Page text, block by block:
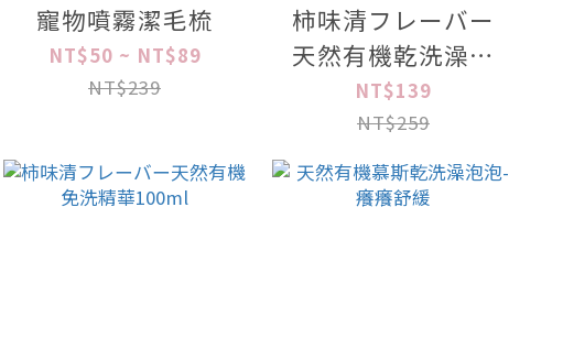
寵物噴霧潔毛梳
NT$50 ~ NT$89
NT$239
柿味清フレーバー
天然有機乾洗澡慕
斯150ml
NT$139
NT$259